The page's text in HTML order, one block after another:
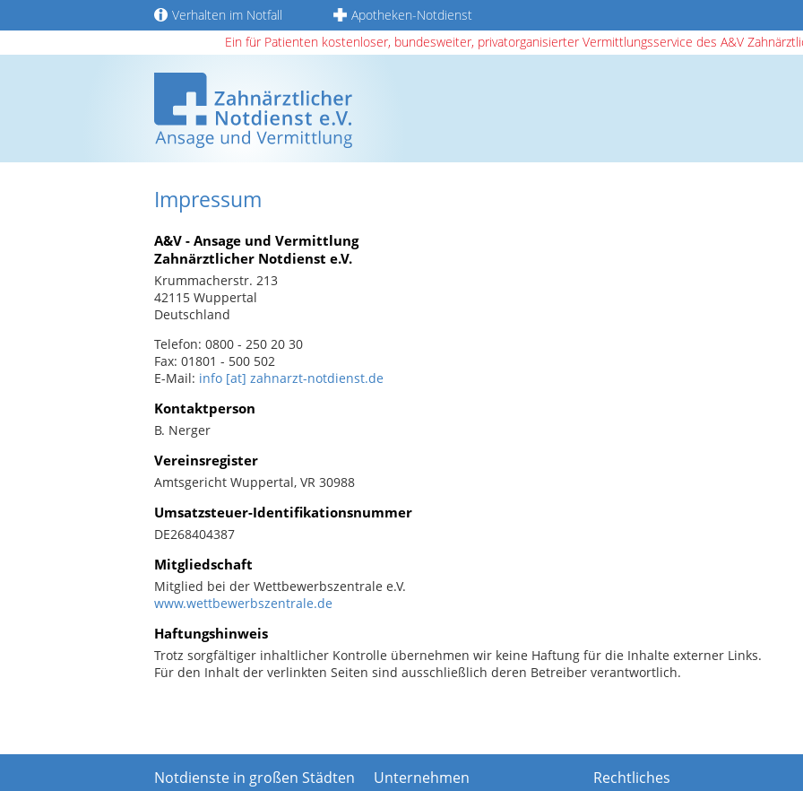
Verhalten im Notfall Apotheken-Notdienst
Ein für Patienten kostenloser, bundesweiter, privatorganisierter Vermittlungsservice des A&V
Impressum
A&V - Ansage und Vermittlung
Zahnärztlicher Notdienst e.V.
Krummacherstr. 213
42115 Wuppertal
Deutschland
Telefon: 0800 - 250 20 30
Fax: 01801 - 500 502
E-Mail: info [at] zahnarzt-notdienst.de
Kontaktperson
B. Nerger
Vereinsregister
Amtsgericht Wuppertal, VR 30988
Umsatzsteuer-Identifikationsnummer
DE268404387
Mitgliedschaft
Mitglied bei der Wettbewerbszentrale e.V.
www.wettbewerbszentrale.de
Haftungshinweis
Trotz sorgfältiger inhaltlicher Kontrolle übernehmen wir keine Haftung für die Inhalte externer Links.
Für den Inhalt der verlinkten Seiten sind ausschließlich deren Betreiber verantwortlich.
Notdienste in großen Städten Unternehmen Rechtliches